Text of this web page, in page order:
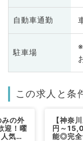
自動車通勤
駐車場
この求人と条
の外
迎！曜
気エ
【神奈
円～
能◎完全